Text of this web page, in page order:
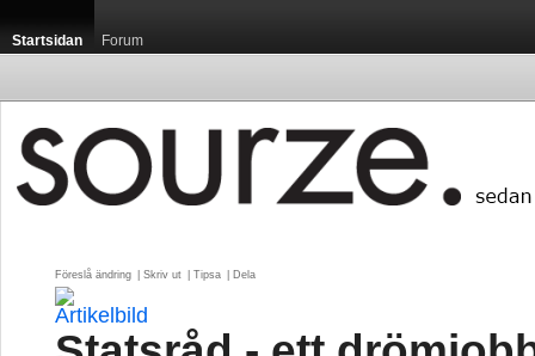
Startsidan Forum
Föreslå ändring Skriv ut Tipsa Dela